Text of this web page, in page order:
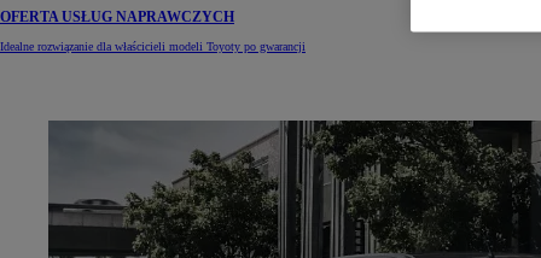
OFERTA USŁUG NAPRAWCZYCH
Idealne rozwiązanie dla właścicieli modeli Toyoty po gwarancji